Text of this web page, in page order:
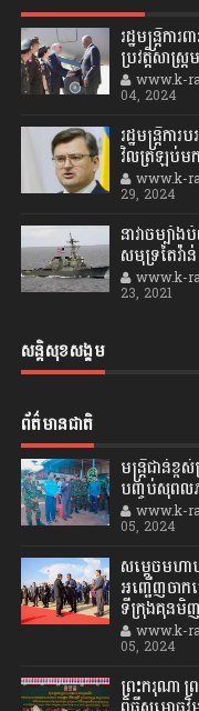
រដ្ឋមន្រ្តីកា
ប្រវត្តិសាស្រ្
www.k-
04, 2024
រដ្ឋមន្ត្រីក
វិលត្រឡប់ម
www.k-
29, 2024
នាវាចម្បាំ
សមុទ្រតៃវ៉ា
www.k-
23, 2021
សន្តិសុខសង្គម
ព័ត៌មានជាតិ
មន្ត្រីជាន់ខ្
បញ្ចប់សុពល
www.k-
05, 2024
សម្តេចមហ
អញ្ជើញចាក
ទីក្រុងគុនមិ
www.k-
05, 2024
ព្រះករុណា ព្